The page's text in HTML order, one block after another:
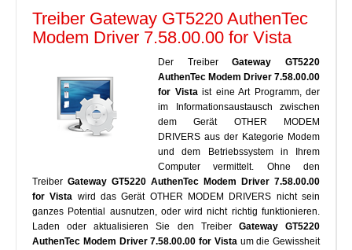
DLL-DATEIEN
DATEIKONVERTIERUNGEN
PROGRAMME
Treiber Gateway GT5220 AuthenTec
Modem Driver 7.58.00.00 for Vista
Der TreiberGateway GT5220
AuthenTec Modem Driver 7.58.00.00
for Vistaist eine Art Programm, der
im Informationsaustausch zwischen
dem Gerät OTHER MODEM
DRIVERS aus der Kategorie Modem
und dem Betriebssystem in Ihrem
Computer vermittelt. Ohne den
Treiber Gateway GT5220 AuthenTec Modem Driver 7.58.00.00
for Vista wird das Gerät OTHER MODEM DRIVERS nicht sein
ganzes Potential ausnutzen, oder wird nicht richtig funktionieren.
Laden oder aktualisieren Sie den Treiber Gateway GT5220
AuthenTec Modem Driver 7.58.00.00 for Vistaum die Gewissheit